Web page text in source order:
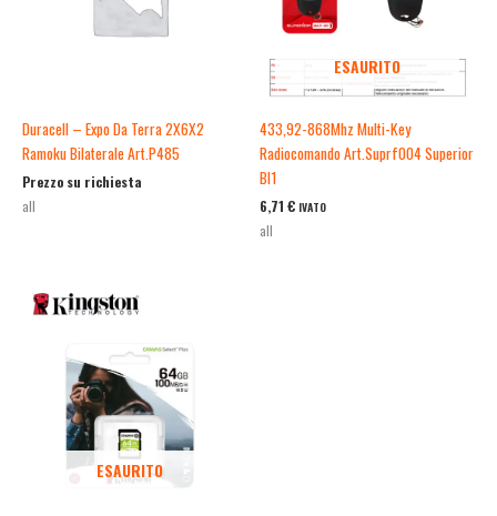
Duracell – Expo Da Terra 2X6X2
Ramoku Bilaterale Art.P485
Prezzo su richiesta
all
ESAURITO
433,92-868Mhz Multi-Key
Radiocomando Art.Suprf004 Superior
Bl1
6,71 € IVATO
all
ESAURITO